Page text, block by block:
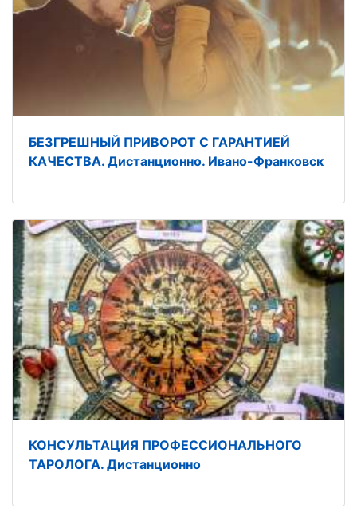
БЕЗГРЕШНЫЙ ПРИВОРОТ С ГАРАНТИЕЙ
КАЧЕСТВА. Дистанционно. Ивано-Франковск
КОНСУЛЬТАЦИЯ ПРОФЕССИОНАЛЬНОГО
ТАРОЛОГА. Дистанционно